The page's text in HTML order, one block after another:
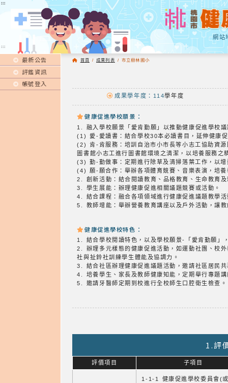
:::
網站
:::
最新公告
評鑑資訊
帳號登入
首頁 / 成果列表 / 市立樹林國小
成果學年度：114學年度
健康促進學校願景：
1. 融入學校願景「愛肯勤願」以推動健康促進學校
(1) 愛-愛讀書：結合學校30本必讀書目，延伸健康
(2) 肯-肯服務：培訓自治市小市長等小志工協助資源
圖書館小志工進行圖書館環境之清潔，以培養服務之
(3) 勤-勤做事：定期進行除草及清掃落葉工作，以增
(4) 願-願合作：舉辦各項體育競賽、音樂表演，培
2. 創新活動：結合閱讀教育、品格教育、生命教育
3. 學生展能：辦理健康促進相關議題競賽或活動。
4. 結合課程：融合各項領域進行健康促進議題教學
5. 教師增能：舉辦營養教育講座以及戶外活動，讓
健康促進學校特色：
1. 結合學校閱讀特色，以及學校願景-「愛肯勤願」
2. 辦理多元樣態的健康促進活動，如運動社團、校
社與扯鈴社訓練學生體能及協調力。
3. 結合社區辦理健康促進議題活動，邀請社區居民
4. 培養學生、家長及教師健康知能，定期舉行專題
5. 邀請牙醫師定期到校進行全校師生口腔衛生檢查。
1.評
評價項目 子項目
1-1-1 健康促進學校委員會(
:::